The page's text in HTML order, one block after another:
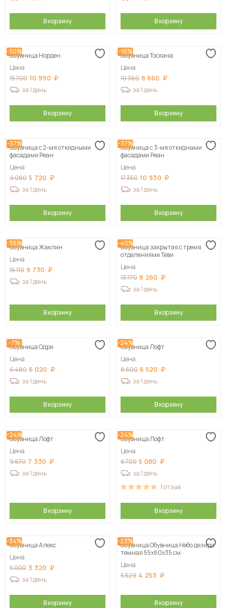
В корзину В корзину
-30%
Обувница Норден
Цена
15 700 10 990
за 1 день
В корзину
-16%
Обувница Тоскана
Цена
10 360 8 660
за 1 день
В корзину
-37%
Обувница с 2-мя откидными
фасадами Реан
Цена
9 080 5 720
за 1 день
В корзину
-37%
Обувница с 3-мя откидными
фасадами Реан
Цена
17 350 10 930
за 1 день
В корзину
-36%
Обувница Жаклин
Цена
15 110 9 730
за 1 день
В корзину
-40%
Обувница закрытая с тремя
отделениями Теви
Цена
13 770 8 260
за 1 день
В корзину
-7%
Обувница Одри
Цена
6 480 6 020
за 1 день
В корзину
-24%
Обувница Лофт
Цена
8 600 6 520
за 1 день
В корзину
-24%
Обувница Лофт
Цена
9 670 7 330
за 1 день
В корзину
-24%
Обувница Лофт
Цена
6 700 5 080
за 1 день
1отзыв
В корзину
-34%
Обувница Алекс
Цена
5 000 3 320
за 1 день
В корзину
-23%
Обувница Обувница Небо дезира
темная 55х60х35 см
Цена
5 529 4 253
В корзину